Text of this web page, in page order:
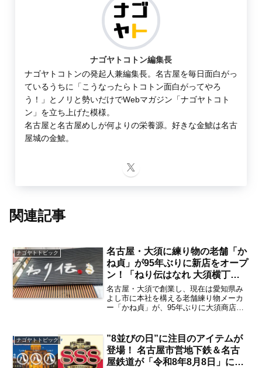
ナゴヤトコトン編集長
ナゴヤトコトンの発起人兼編集長。名古屋を毎日面白がっ
ているうちに「こうなったらトコトン面白がってやろ
う！」とノリと勢いだけでWebマガジン「ナゴヤトコト
ン」を立ち上げた模様。
名古屋と名古屋めしが何よりの栄養源。好きな金鯱は名古
屋城の金鯱。
関連記事
ナゴヤトトピック
名古屋・大須に練り物の老舗「か
ね貞」が95年ぶりに新店をオープ
ン！「ねり伝はなれ 大須横丁
店」が2026年8月8日に、新業態
のホットドッグ専門店「GABU
DOGS」が8月11日にそれぞれオ
は？【大須観音・上前津】
名古屋・大須で創業し、現在は愛知県み
よし市に本社を構える老舗練り物メーカ
ー「かね貞」が、95年ぶりに大須商店街
に、新業態のホットドッグ専門店
「GABU DOGS...
ナゴヤトトピック
”8並びの日”に注目のアイテムが
登場！ 名古屋市営地下鉄＆名古
屋鉄道が「令和8年8月8日」に合